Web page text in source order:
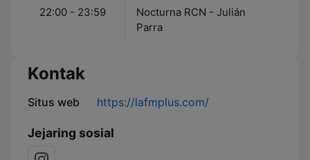
22:00 - 23:59
Nocturna RCN - Julián
Parra
Kontak
Situs web https://lafmplus.com/
Jejaring sosial